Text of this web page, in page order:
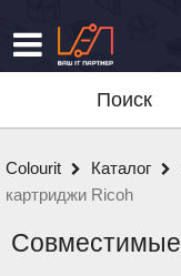
Поиск
Colourit Каталог
картриджи Ricoh